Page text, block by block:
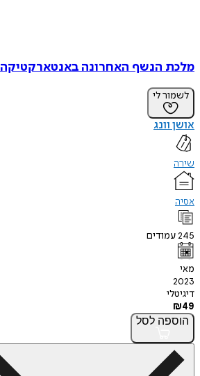
מלכת הנשף האחרונה באנטארקטיקה
לשמור לי
אושן וונג
שירה
אסיה
245עמודים
מאי
2023
דיגיטלי
₪49
הוספה לסל